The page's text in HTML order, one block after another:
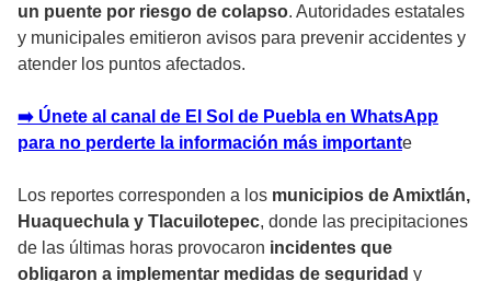
un puente por riesgo de colapso. Autoridades estatales
y municipales emitieron avisos para prevenir accidentes y
atender los puntos afectados.
➡️ Únete al canal de El Sol de Puebla en WhatsApp
para no perderte la información más importante
Los reportes corresponden a los municipios de Amixtlán,
Huaquechula y Tlacuilotepec, donde las precipitaciones
de las últimas horas provocaron incidentes que
obligaron a implementar medidas de seguridad y